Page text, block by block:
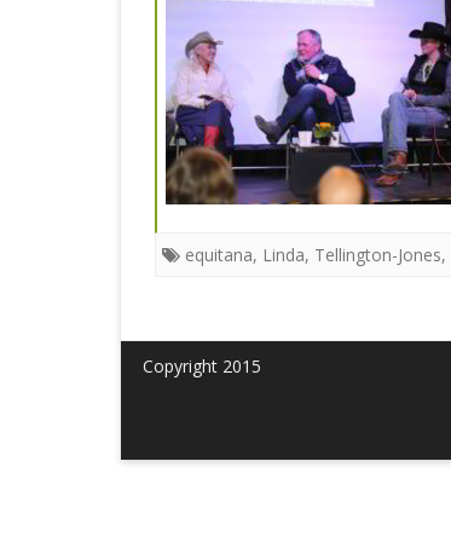
equitana, Linda, Tellington-Jones,
Copyright 2015